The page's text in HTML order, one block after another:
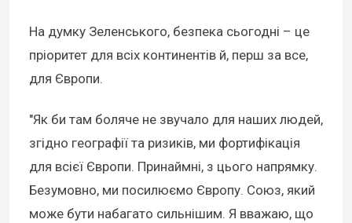
На думку Зеленського, безпека сьогодні – це
пріоритет для всіх континентів й, перш за все,
для Європи.
"Як би там боляче не звучало для наших людей,
згідно географії та ризиків, ми фортифікація
для всієї Європи. Принаймні, з цього напрямку.
Безумовно, ми посилюємо Європу. Союз, який
може бути набагато сильнішим. Я вважаю, що